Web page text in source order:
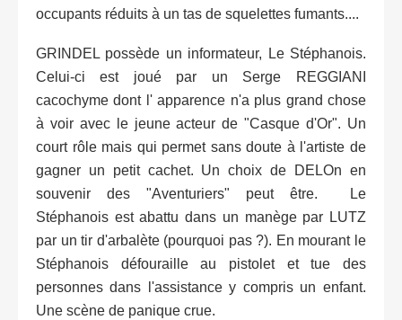
occupants réduits à un tas de squelettes fumants....
GRINDEL possède un informateur, Le Stéphanois.
Celui-ci est joué par un Serge REGGIANI
cacochyme dont l' apparence n'a plus grand chose
à voir avec le jeune acteur de "Casque d'Or". Un
court rôle mais qui permet sans doute à l'artiste de
gagner un petit cachet. Un choix de DELOn en
souvenir des "Aventuriers" peut être. Le
Stéphanois est abattu dans un manège par LUTZ
par un tir d'arbalète (pourquoi pas ?). En mourant le
Stéphanois défouraille au pistolet et tue des
personnes dans l'assistance y compris un enfant.
Une scène de panique crue.